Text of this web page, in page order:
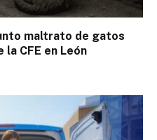
maltrato de gatos
CFE en León